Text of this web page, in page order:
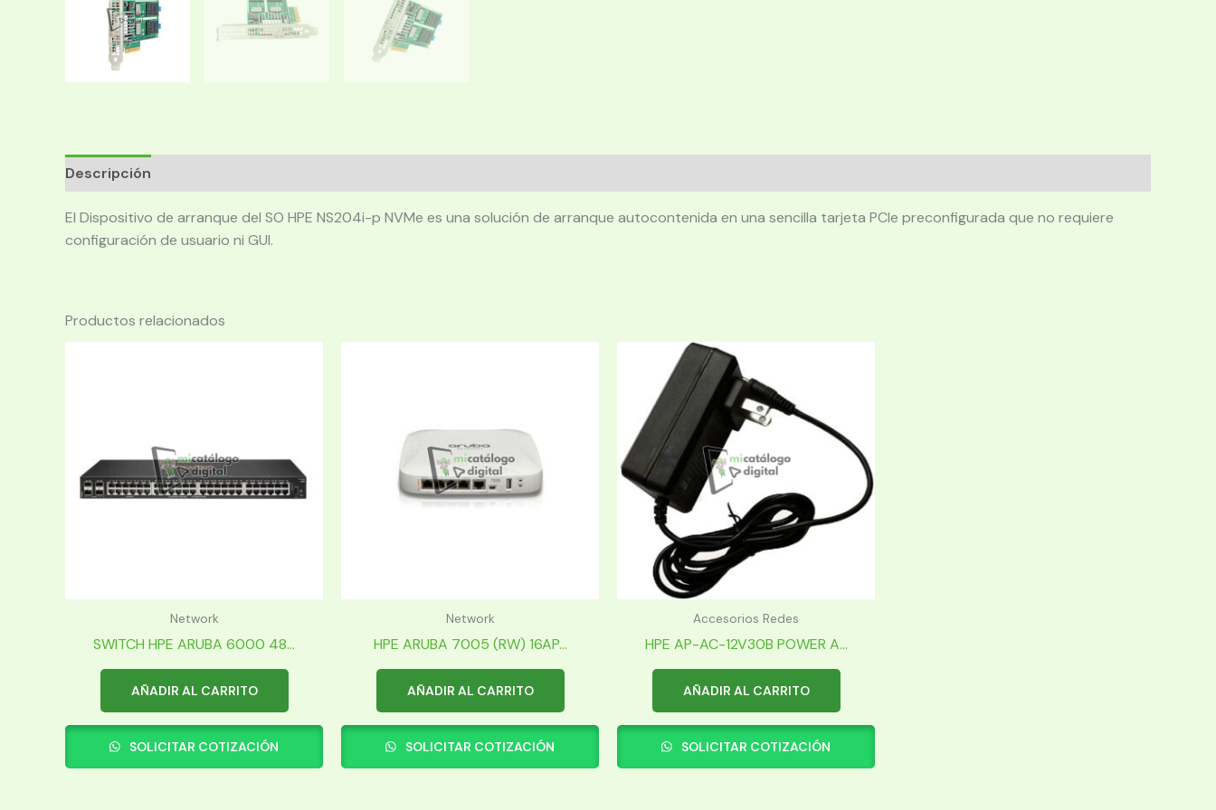
Descripción
El Dispositivo de arranque del SO HPE NS204i-p NVMe es una solución de arranque autocontenida en una sencilla tarjeta PCIe preconfigurada que no requiere
configuración de usuario ni GUI.
Productos relacionados
Network
SWITCH HPE ARUBA 6000 48...
AÑADIR AL CARRITO
SOLICITAR COTIZACIÓN
Network
HPE ARUBA 7005 (RW) 16AP...
AÑADIR AL CARRITO
SOLICITAR COTIZACIÓN
Accesorios Redes
HPE AP-AC-12V30B POWER A...
AÑADIR AL CARRITO
SOLICITAR COTIZACIÓN